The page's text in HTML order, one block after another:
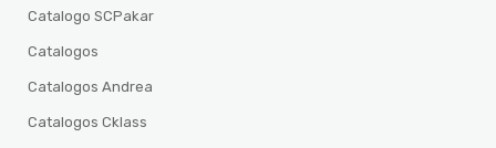
Catalogo SCPakar
Catalogos
Catalogos Andrea
Catalogos Cklass